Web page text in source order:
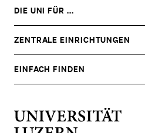
DIE UNI FÜR ...
DAS
UNTERMENÜ
ZENTRALE EINRICHTUNGEN
DAS
UNTERMENÜ
EINFACH FINDEN
DAS